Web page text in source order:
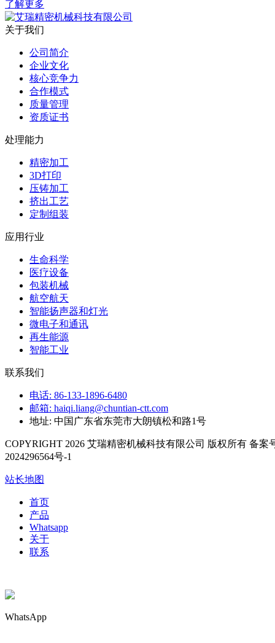
了解更多
关于我们
公司简介
企业文化
核心竞争力
合作模式
质量管理
资质证书
处理能力
精密加工
3D打印
压铸加工
挤出工艺
定制组装
应用行业
生命科学
医疗设备
包装机械
航空航天
智能扬声器和灯光
微电子和通讯
再生能源
智能工业
联系我们
电话: 86-133-1896-6480
邮箱: haiqi.liang@chuntian-ctt.com
地址: 中国广东省东莞市大朗镇松和路1号
COPYRIGHT 2026 艾瑞精密机械科技有限公司 版权所有 备案
2024296564号-1
站长地图
首页
产品
Whatsapp
关于
联系
WhatsApp